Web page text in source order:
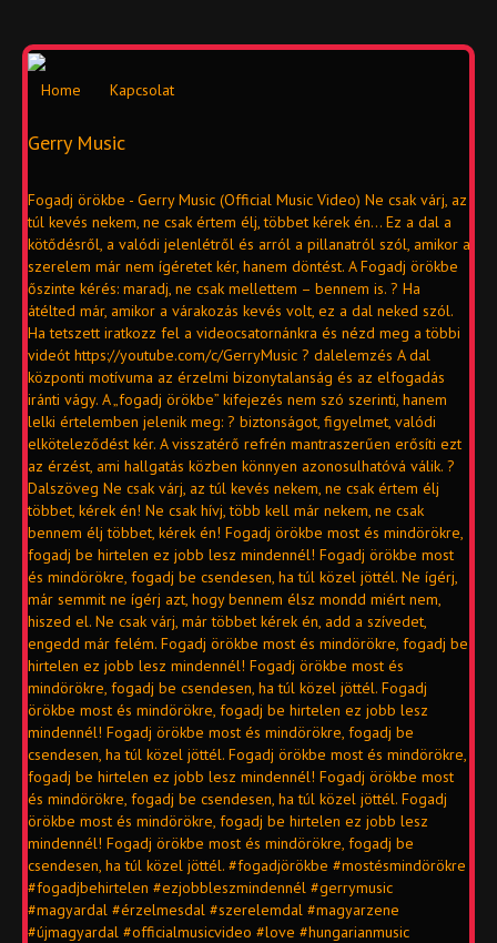
Home Kapcsolat
Gerry Music
Fogadj örökbe - Gerry Music (Official Music Video) Ne csak várj, az
túl kevés nekem, ne csak értem élj, többet kérek én… Ez a dal a
kötődésről, a valódi jelenlétről és arról a pillanatról szól, amikor a
szerelem már nem ígéretet kér, hanem döntést. A Fogadj örökbe
őszinte kérés: maradj, ne csak mellettem – bennem is. ? Ha
átélted már, amikor a várakozás kevés volt, ez a dal neked szól.
Ha tetszett iratkozz fel a videocsatornánkra és nézd meg a többi
videót https://youtube.com/c/GerryMusic ? dalelemzés A dal
központi motívuma az érzelmi bizonytalanság és az elfogadás
iránti vágy. A „fogadj örökbe” kifejezés nem szó szerinti, hanem
lelki értelemben jelenik meg: ? biztonságot, figyelmet, valódi
elköteleződést kér. A visszatérő refrén mantraszerűen erősíti ezt
az érzést, ami hallgatás közben könnyen azonosulhatóvá válik. ?
Dalszöveg Ne csak várj, az túl kevés nekem, ne csak értem élj
többet, kérek én! Ne csak hívj, több kell már nekem, ne csak
bennem élj többet, kérek én! Fogadj örökbe most és mindörökre,
fogadj be hirtelen ez jobb lesz mindennél! Fogadj örökbe most
és mindörökre, fogadj be csendesen, ha túl közel jöttél. Ne ígérj,
már semmit ne ígérj azt, hogy bennem élsz mondd miért nem,
hiszed el. Ne csak várj, már többet kérek én, add a szívedet,
engedd már felém. Fogadj örökbe most és mindörökre, fogadj be
hirtelen ez jobb lesz mindennél! Fogadj örökbe most és
mindörökre, fogadj be csendesen, ha túl közel jöttél. Fogadj
örökbe most és mindörökre, fogadj be hirtelen ez jobb lesz
mindennél! Fogadj örökbe most és mindörökre, fogadj be
csendesen, ha túl közel jöttél. Fogadj örökbe most és mindörökre,
fogadj be hirtelen ez jobb lesz mindennél! Fogadj örökbe most
és mindörökre, fogadj be csendesen, ha túl közel jöttél. Fogadj
örökbe most és mindörökre, fogadj be hirtelen ez jobb lesz
mindennél! Fogadj örökbe most és mindörökre, fogadj be
csendesen, ha túl közel jöttél. #fogadjörökbe #mostésmindörökre
#fogadjbehirtelen #ezjobbleszmindennél #gerrymusic
#magyardal #érzelmesdal #szerelemdal #magyarzene
#újmagyardal #officialmusicvideo #love #hungarianmusic